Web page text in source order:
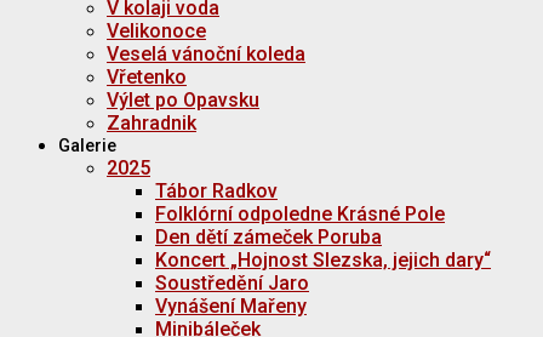
V kolaji voda
Velikonoce
Veselá vánoční koleda
Vřetenko
Výlet po Opavsku
Zahradnik
Galerie
2025
Tábor Radkov
Folklórní odpoledne Krásné Pole
Den dětí zámeček Poruba
Koncert „Hojnost Slezska, jejich dary“
Soustředění Jaro
Vynášení Mařeny
Minibáleček